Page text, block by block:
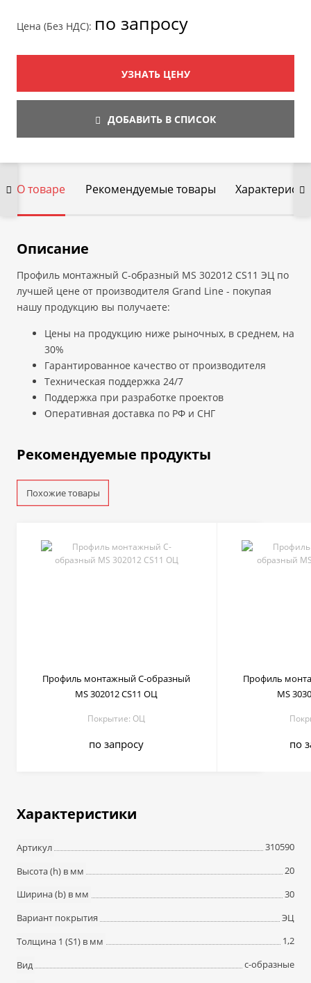
Цена (Без НДС): по запросу
УЗНАТЬ ЦЕНУ
ДОБАВИТЬ В СПИСОК
О товаре Рекомендуемые товары
Описание
Профиль монтажный С-образный MS 302012 СS11 ЭЦ по
лучшей цене от производителя Grand Line - покупая
нашу продукцию вы получаете:
Цены на продукцию ниже рыночных, в среднем, на
30%
Гарантированное качество от производителя
Техническая поддержка 24/7
Поддержка при разработке проектов
Оперативная доставка по РФ и СНГ
Рекомендуемые продукты
Похожие товары
Профиль монтажный С-образный
MS 302012 СS11 ОЦ
Покрытие: ОЦ
по запросу
Профиль
MS
по
Характеристики
Артикул
310590
Высота (h) в мм
20
Ширина (b) в мм
30
Вариант покрытия
ЭЦ
Толщина 1 (S1) в мм
1,2
Вид
c-образные